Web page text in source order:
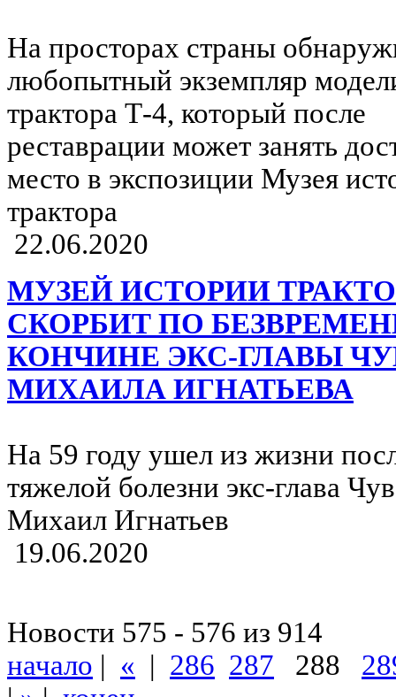
На просторах страны
любопытный экземпляр
трактора Т-4, который после
реставрации может занять
место в экспозиции Музея
трактора
22.06.2020
МУЗЕЙ ИСТОРИИ
СКОРБИТ ПО
КОНЧИНЕ ЭКС-ГЛАВЫ
МИХАИЛА ИГНАТЬЕВА
На 59 году ушел из жизни
тяжелой болезни экс-глава
Михаил Игнатьев
19.06.2020
Новости 575 - 576 из 914
начало | « | 286 287 288